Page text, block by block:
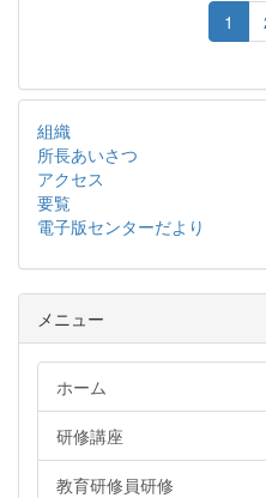
1
組織
所長あいさつ
アクセス
要覧
電子版センターだより
メニュー
ホーム
研修講座
教育研修員研修